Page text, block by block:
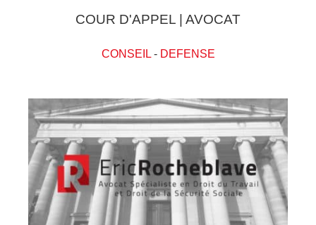
COUR D'APPEL | AVOCAT
CONSEIL- DEFENSE